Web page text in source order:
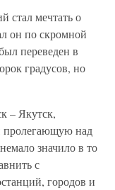
стал мечтать о
он по скромной
переведен в
градусов, но
– Якутск,
пролегающую над
значило в то
с
городов и